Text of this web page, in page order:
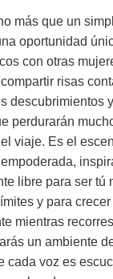
más que un
oportunidad
con otras
risas
descubrimientos
perdurarán
viaje. Es el
libre para ser tú
y para crecer
mientras
un ambiente
cada voz es